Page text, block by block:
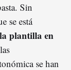
Sin
se está
plantilla en
se han